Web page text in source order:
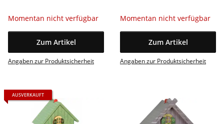
Momentan nicht verfügbar
Zum Artikel
Angaben zur Produktsicherheit
Momentan nicht verfügbar
Zum Artikel
Angaben zur Produktsicherheit
AUSVERKAUFT